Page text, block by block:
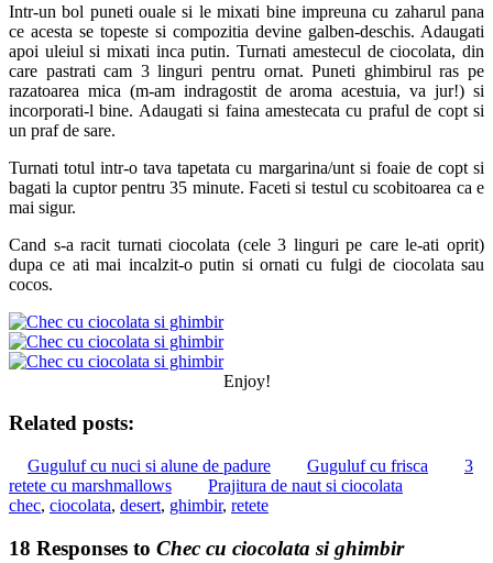
Intr-un bol puneti ouale si le mixati bine impreuna cu zaharul pana
ce acesta se topeste si compozitia devine galben-deschis. Adaugati
apoi uleiul si mixati inca putin. Turnati amestecul de ciocolata, din
care pastrati cam 3 linguri pentru ornat. Puneti ghimbirul ras pe
razatoarea mica (m-am indragostit de aroma acestuia, va jur!) si
incorporati-l bine. Adaugati si faina amestecata cu praful de copt si
un praf de sare.
Turnati totul intr-o tava tapetata cu margarina/unt si foaie de copt si
bagati la cuptor pentru 35 minute. Faceti si testul cu scobitoarea ca e
mai sigur.
Cand s-a racit turnati ciocolata (cele 3 linguri pe care le-ati oprit)
dupa ce ati mai incalzit-o putin si ornati cu fulgi de ciocolata sau
cocos.
Enjoy!
Related posts:
Guguluf cu nuci si alune de padure Guguluf cu frisca
3
retete cu marshmallows
Prajitura de naut si ciocolata
chec, ciocolata, desert, ghimbir, retete
18 Responses to Chec cu ciocolata si ghimbir